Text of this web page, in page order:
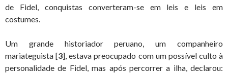
de Fidel, conquistas converteram-se em leis e leis em
costumes.
Um grande historiador peruano, um companheiro
mariateguista [3], estava preocupado com um possível culto à
personalidade de Fidel, mas após percorrer a ilha, declarou: